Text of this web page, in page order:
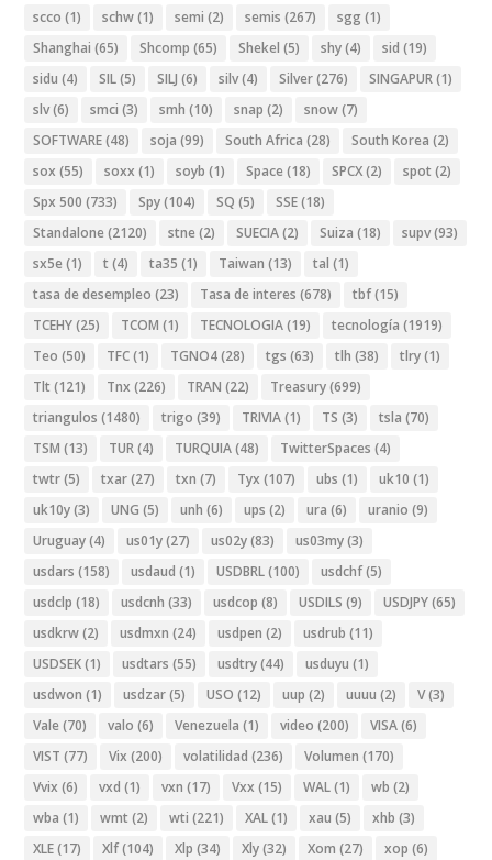
scco (1) schw(1) semi (2) semis (267) sgg (1)
Shanghai (65) Shcomp (65) Shekel (5) shy(4) sid (19)
sidu (4) SIL(5) SILJ (6) silv(4) Silver(276) SINGAPUR(1)
slv(6) smci (3) smh (10) snap (2) snow(7)
SOFTWARE(48) soja (99) South Africa (28) South Korea (2)
sox (55) soxx (1) soyb (1) Space (18) SPCX(2) spot (2)
Spx 500 (733) Spy(104) SQ (5) SSE(18)
Standalone (2120) stne (2) SUECIA(2) Suiza (18) supv(93)
sx5e (1) t (4) ta35 (1) Taiwan (13) tal (1)
tasa de desempleo (23) Tasa de interes (678) tbf(15)
TCEHY(25) TCOM (1) TECNOLOGIA(19) tecnología (1919)
Teo (50) TFC(1) TGNO4(28) tgs (63) tlh (38) tlry(1)
Tlt (121) Tnx (226) TRAN (22) Treasury(699)
triangulos (1480) trigo (39) TRIVIA(1) TS (3) tsla (70)
TSM (13) TUR(4) TURQUIA(48) TwitterSpaces (4)
twtr(5) txar(27) txn (7) Tyx (107) ubs (1) uk10 (1)
uk10y(3) UNG (5) unh (6) ups (2) ura (6) uranio (9)
Uruguay(4) us01y(27) us02y(83) us03my(3)
usdars (158) usdaud (1) USDBRL(100) usdchf(5)
usdclp (18) usdcnh (33) usdcop (8) USDILS (9) USDJPY(65)
usdkrw(2) usdmxn (24) usdpen (2) usdrub (11)
USDSEK(1) usdtars (55) usdtry(44) usduyu (1)
usdwon (1) usdzar(5) USO (12) uup (2) uuuu (2) V(3)
Vale (70) valo (6) Venezuela (1) video (200) VISA(6)
VIST (77) Vix (200) volatilidad (236) Volumen (170)
Vvix (6) vxd (1) vxn (17) Vxx (15) WAL(1) wb (2)
wba (1) wmt (2) wti (221) XAL(1) xau (5) xhb (3)
XLE(17) Xlf(104) Xlp (34) Xly(32) Xom (27) xop (6)